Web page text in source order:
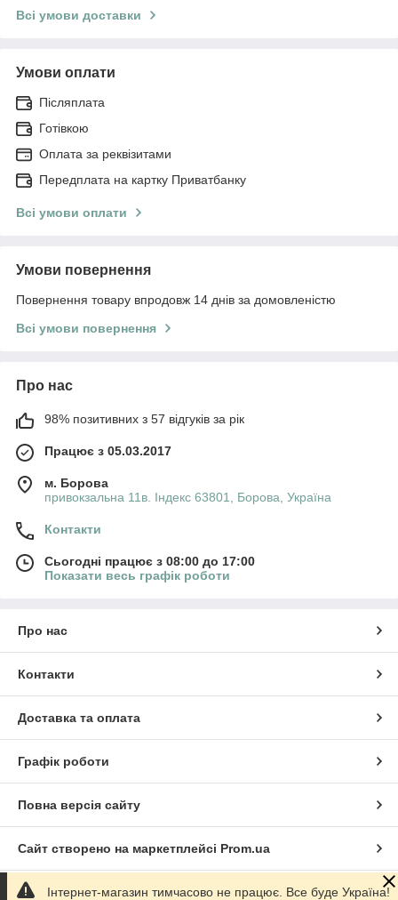
Всі умови доставки
Умови оплати
Післяплата
Готівкою
Оплата за реквізитами
Передплата на картку Приватбанку
Всі умови оплати
Умови повернення
Повернення товару впродовж 14 днів за домовленістю
Всі умови повернення
Про нас
98% позитивних з 57 відгуків за рік
Працює з 05.03.2017
м. Борова
привокзальна 11в. Індекс 63801, Борова, Україна
Контакти
Сьогодні працює з 08:00 до 17:00
Показати весь графік роботи
Про нас
Контакти
Доставка та оплата
Графік роботи
Повна версія сайту
Сайт створено на маркетплейсі Prom.ua
Політика конфіденційності
Інтернет-магазин тимчасово не працює. Все буде Україна!